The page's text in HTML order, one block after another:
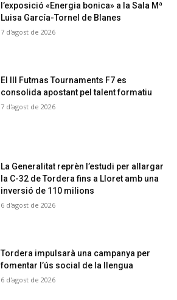
l’exposició «Energia bonica» a la Sala Mª
Luisa García-Tornel de Blanes
7 d'agost de 2026
El III Futmas Tournaments F7 es
consolida apostant pel talent formatiu
7 d'agost de 2026
La Generalitat reprèn l’estudi per allargar
la C-32 de Tordera fins a Lloret amb una
inversió de 110 milions
6 d'agost de 2026
Tordera impulsarà una campanya per
fomentar l’ús social de la llengua
6 d'agost de 2026